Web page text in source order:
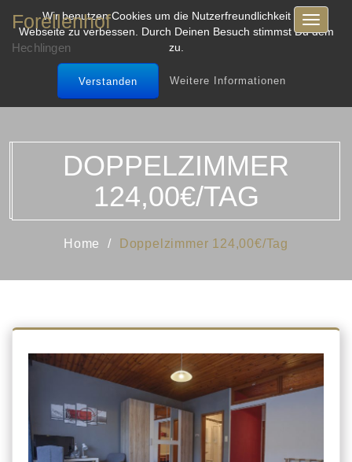
Wir benutzen Cookies um die Nutzerfreundlichkeit der
Webseite zu verbessen. Durch Deinen Besuch stimmst Du dem
zu.
Verstanden Weitere Informationen
Toggle
Forellenhof
Hechlingen
DOPPELZIMMER
124,00€/TAG
Home Doppelzimmer 124,00€/Tag